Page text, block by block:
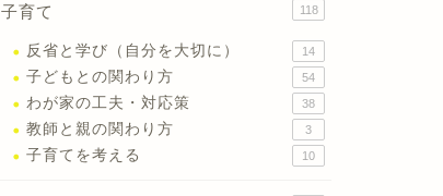
子育て 118
反省と学び（自分を大切に） 14
子どもとの関わり方 54
わが家の工夫・対応策 38
教師と親の関わり方 3
子育てを考える 10